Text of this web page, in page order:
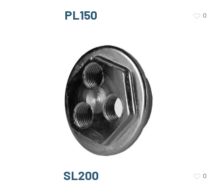
PL150 0
SL200 0